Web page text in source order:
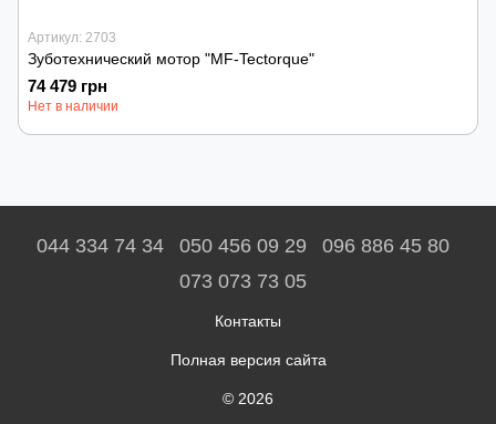
Артикул: 2703
Зуботехнический мотор "MF-Tectorque"
74 479 грн
Нет в наличии
044 334 74 34 050 456 09 29
096 886 45 80
073 073 73 05
Контакты
Полная версия сайта
© 2026